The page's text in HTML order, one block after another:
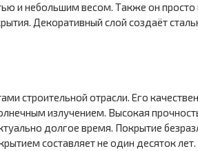
небольшим весом. Также он просто
Декоративный слой создаёт
строительной отрасли. Его
излучением. Высокая
долгое время. Покрытие
составляет не один десяток